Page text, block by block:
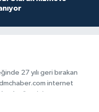
27 yılı geri bırakan
internet
görevini